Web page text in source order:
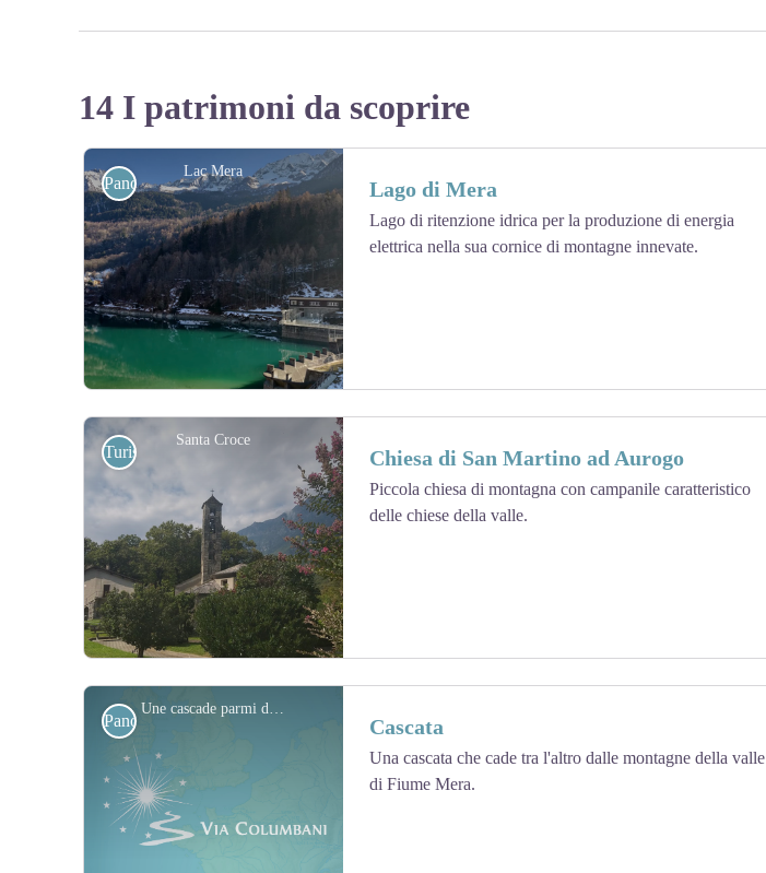
14 I patrimoni da scoprire
Lac Mera
View picture in full screen
Panoramiche Lago di Mera
Lago di ritenzione idrica per la produzione di energia
elettrica nella sua cornice di montagne innevate.
Santa Croce
View picture in full screen
Turistiche Chiesa di San Martino ad Aurogo
Piccola chiesa di montagna con campanile caratteristico
delle chiese della valle.
Une cascade parmi d'autres - Amis St Colomban
Panoramiche Cascata
Una cascata che cade tra l'altro dalle montagne della valle
di Fiume Mera.